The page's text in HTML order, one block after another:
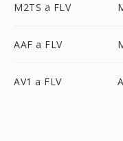
M2TS a FLV
AAF a FLV
AV1 a FLV